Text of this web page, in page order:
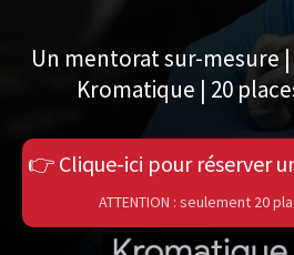
Un mentorat sur-mesure
Kromatique | 20
👉 Clique-ici pour réserver
ATTENTION : seulement 20